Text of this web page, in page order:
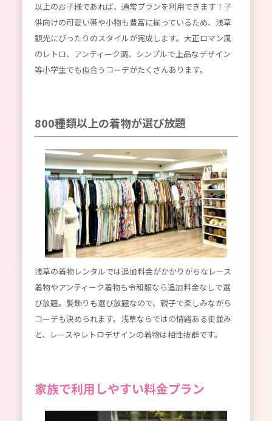
以上のお子様であれば、通常プランを利用できます！子
供向けの可愛い帯や小物も豊富に揃っているため、浅草
観光にぴったりのスタイルが完成します。大正ロマン風
のレトロ、アンティーク調、シンプルで上品なデザイン
等小学生でも似合うコーデがたくさんあります。
800種類以上の着物が選び放題
浅草の着物レンタルでは追加料金がかかりがちなレース
着物やアンティーク着物も令和服なら追加料金なしで選
び放題。髪飾りも選び放題なので、親子で楽しみながら
コーデも決められます。浅草ならではの情緒ある街並み
と、レースやレトロデザインの着物は相性抜群です。
家族で利用しやすい料金プラン